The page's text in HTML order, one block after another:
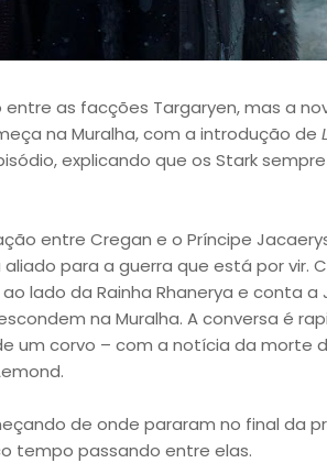
as facções Targaryen, mas a
na Muralha, com a introdução de
explicando que os Stark
entre Cregan e o Príncipe
para a guerra que está por vir.
lado da Rainha Rhanerya e conta a
na Muralha. A conversa é
um corvo – com a notícia da morte
de onde pararam no final da
tempo passando entre elas.